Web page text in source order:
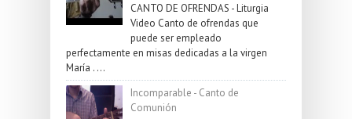
CANTO DE OFRENDAS - Liturgia
Video Canto de ofrendas que
puede ser empleado
perfectamente en misas dedicadas a la virgen
María . ...
Incomparable - Canto de
Comunión